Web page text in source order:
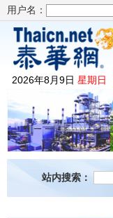
用户名：
2026年8月9日 星期日
站内搜索：